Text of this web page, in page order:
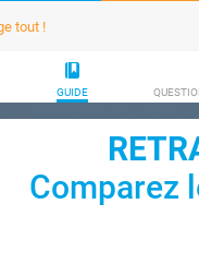
tout !
GUIDE
Comparez